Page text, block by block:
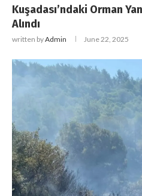
Kuşadası’ndaki Orman
Alındı
written byAdmin June 22, 2025